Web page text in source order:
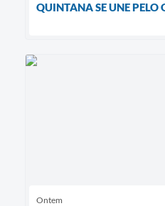
QUINTANA SE UNE PELO
Ontem